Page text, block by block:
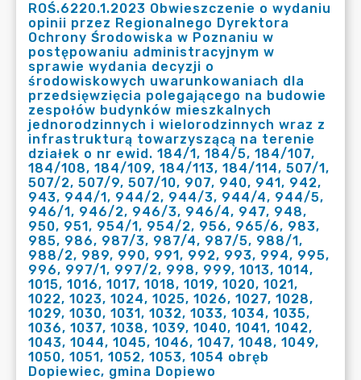
ROŚ.6220.1.2023 Obwieszczenie o wydaniu
opinii przez Regionalnego Dyrektora
Ochrony Środowiska w Poznaniu w
postępowaniu administracyjnym w
sprawie wydania decyzji o
środowiskowych uwarunkowaniach dla
przedsięwzięcia polegającego na budowie
zespołów budynków mieszkalnych
jednorodzinnych i wielorodzinnych wraz z
infrastrukturą towarzyszącą na terenie
działek o nr ewid. 184/1, 184/5, 184/107,
184/108, 184/109, 184/113, 184/114, 507/1,
507/2, 507/9, 507/10, 907, 940, 941, 942,
943, 944/1, 944/2, 944/3, 944/4, 944/5,
946/1, 946/2, 946/3, 946/4, 947, 948,
950, 951, 954/1, 954/2, 956, 965/6, 983,
985, 986, 987/3, 987/4, 987/5, 988/1,
988/2, 989, 990, 991, 992, 993, 994, 995,
996, 997/1, 997/2, 998, 999, 1013, 1014,
1015, 1016, 1017, 1018, 1019, 1020, 1021,
1022, 1023, 1024, 1025, 1026, 1027, 1028,
1029, 1030, 1031, 1032, 1033, 1034, 1035,
1036, 1037, 1038, 1039, 1040, 1041, 1042,
1043, 1044, 1045, 1046, 1047, 1048, 1049,
1050, 1051, 1052, 1053, 1054 obręb
Dopiewiec, gmina Dopiewo